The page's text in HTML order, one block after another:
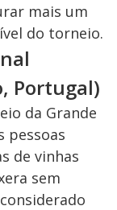
mais um
do torneio.
Portugal)
da Grande
pessoas
de vinhas
sem
considerado